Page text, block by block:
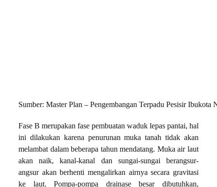
Sumber: Master Plan – Pengembangan Terpadu Pesisir Ibukota
Fase B merupakan fase pembuatan waduk lepas pantai, hal
ini dilakukan karena penurunan muka tanah tidak akan
melambat dalam beberapa tahun mendatang. Muka air laut
akan naik, kanal-kanal dan sungai-sungai berangsur-
angsur akan berhenti mengalirkan airnya secara gravitasi
ke laut. Pompa-pompa drainase besar dibutuhkan,